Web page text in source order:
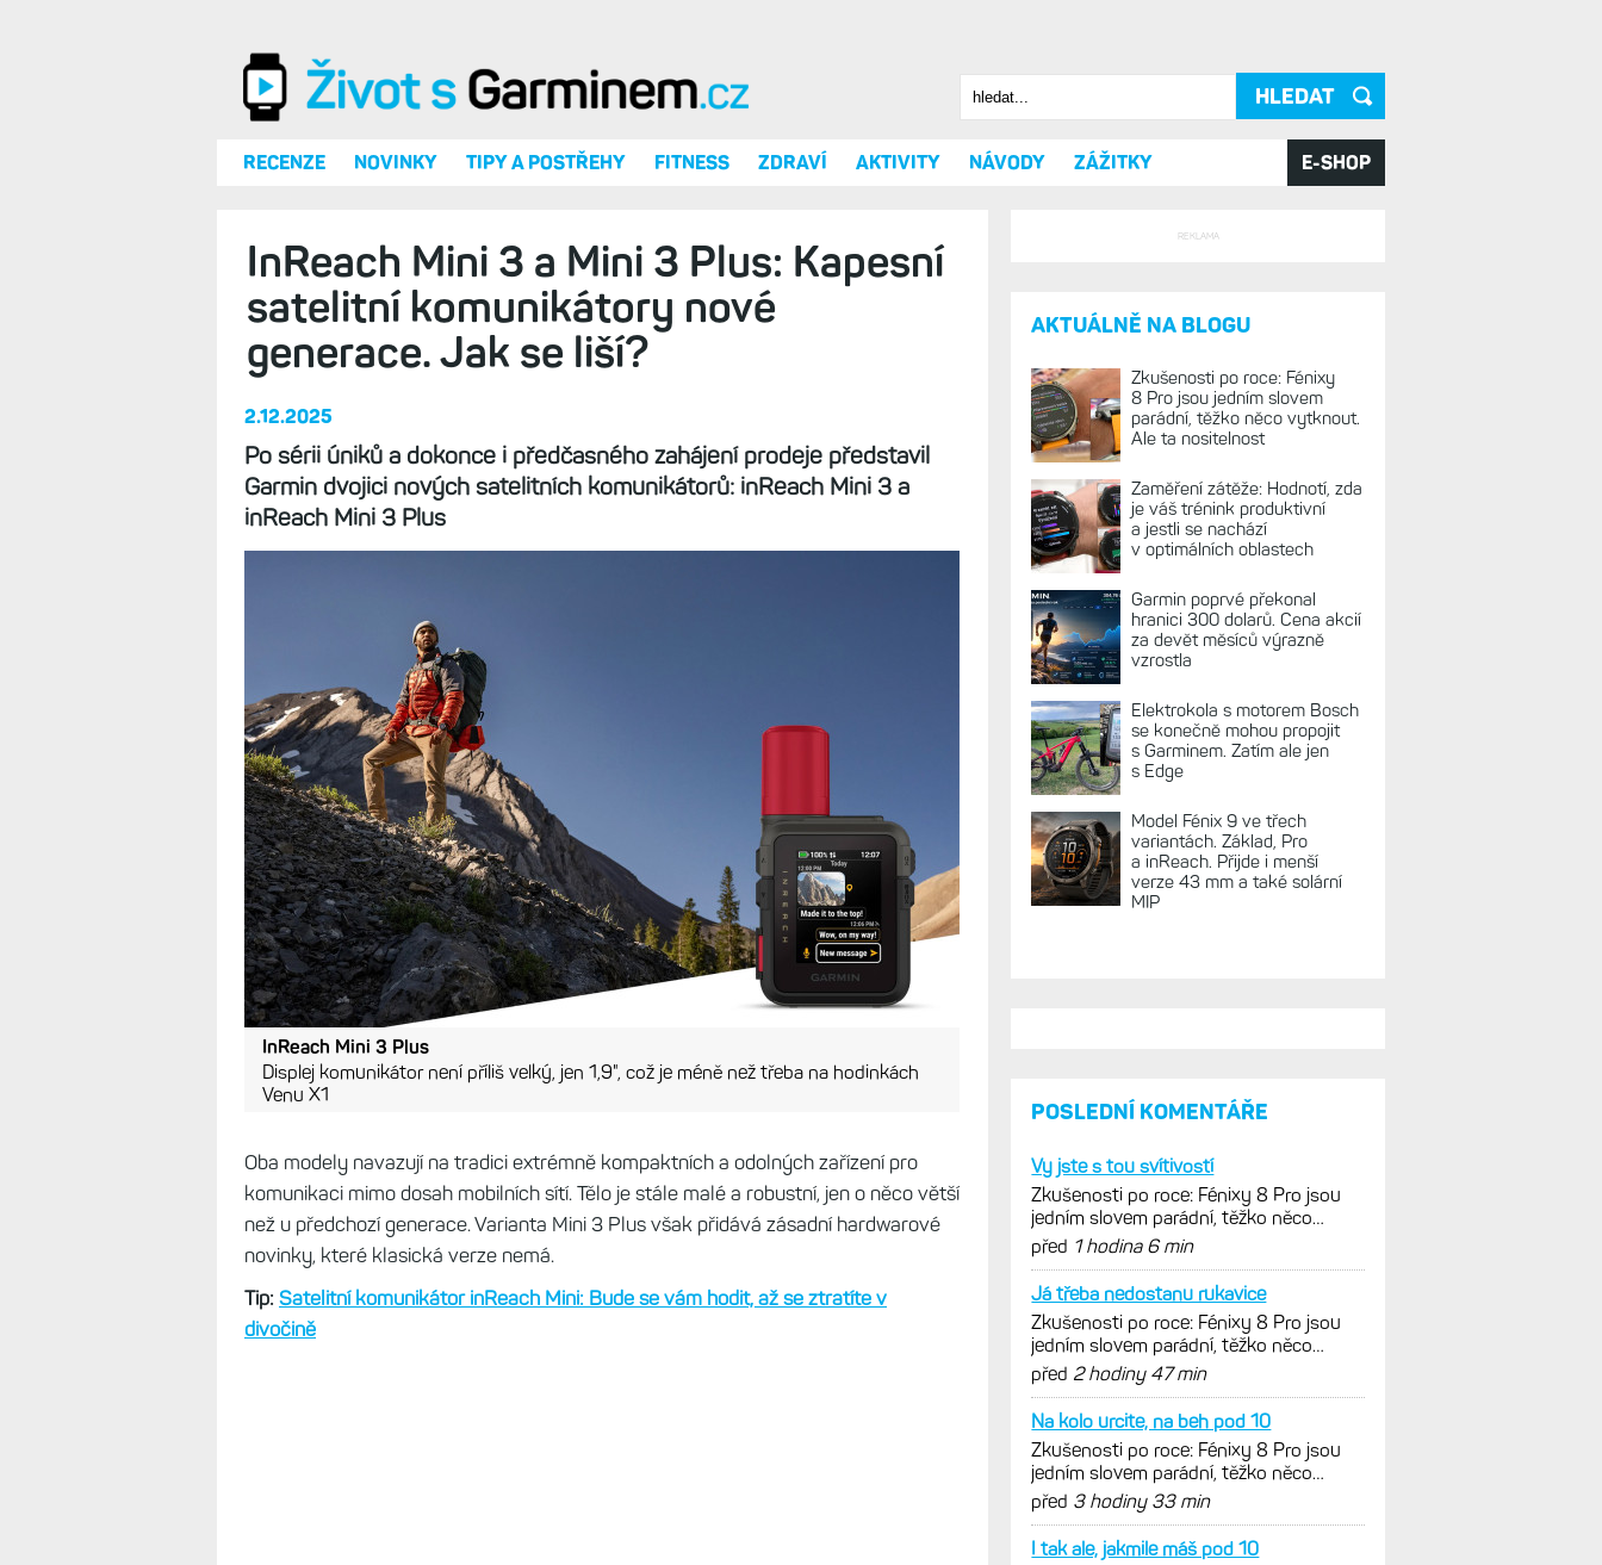
Vyhledávání
Hledat
RECENZE NOVINKY TIPY A POSTŘEHY FITNESS ZDRAVÍ AKTIVITY NÁVODY ZÁŽITKY E-SHOP
InReach Mini 3 a Mini 3 Plus: Kapesní
satelitní komunikátory nové
generace. Jak se liší?
2.12.2025
Po sérii úniků a dokonce i předčasného zahájení prodeje představil
Garmin dvojici nových satelitních komunikátorů: inReach Mini 3 a
inReach Mini 3 Plus
InReach Mini 3 Plus
Displej komunikátor není příliš velký, jen 1,9", což je méně než třeba na hodinkách
Venu X1
Oba modely navazují na tradici extrémně kompaktních a odolných zařízení pro
komunikaci mimo dosah mobilních sítí. Tělo je stále malé a robustní, jen o něco větší
než u předchozí generace. Varianta Mini 3 Plus však přidává zásadní hardwarové
novinky, které klasická verze nemá.
Tip: Satelitní komunikátor inReach Mini: Bude se vám hodit, až se ztratíte v
divočině
REKLAMA
AKTUÁLNĚ NA BLOGU
Zkušenosti po roce: Fénixy
8 Pro jsou jedním slovem
parádní, těžko něco vytknout.
Ale ta nositelnost
Zaměření zátěže: Hodnotí, zda
je váš trénink produktivní
a jestli se nachází
v optimálních oblastech
Garmin poprvé překonal
hranici 300 dolarů. Cena akcií
za devět měsíců výrazně
vzrostla
Elektrokola s motorem Bosch
se konečně mohou propojit
s Garminem. Zatím ale jen
s Edge
Model Fénix 9 ve třech
variantách. Základ, Pro
a inReach. Přijde i menší
verze 43 mm a také solární
MIP
POSLEDNÍ KOMENTÁŘE
Vy jste s tou svítivostí
Zkušenosti po roce: Fénixy 8 Pro jsou
jedním slovem parádní, těžko něco
vytknout. Ale ta nositelnost
před 1 hodina 6 min
Já třeba nedostanu rukavice
Zkušenosti po roce: Fénixy 8 Pro jsou
jedním slovem parádní, těžko něco
vytknout. Ale ta nositelnost
před 2 hodiny 47 min
Na kolo urcite, na beh pod 10
Zkušenosti po roce: Fénixy 8 Pro jsou
jedním slovem parádní, těžko něco
vytknout. Ale ta nositelnost
před 3 hodiny 33 min
I tak ale, jakmile máš pod 10